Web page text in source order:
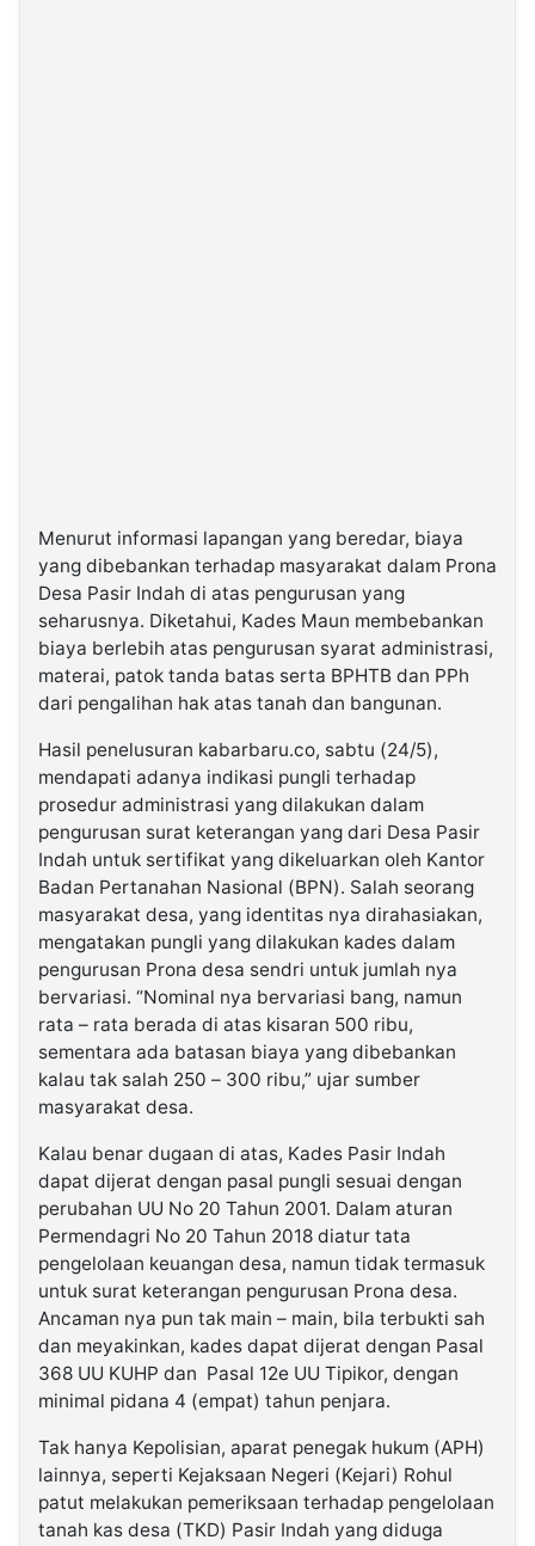
Menurut informasi lapangan yang beredar, biaya
yang dibebankan terhadap masyarakat dalam Prona
Desa Pasir Indah di atas pengurusan yang
seharusnya. Diketahui, Kades Maun membebankan
biaya berlebih atas pengurusan syarat administrasi,
materai, patok tanda batas serta BPHTB dan PPh
dari pengalihan hak atas tanah dan bangunan.
Hasil penelusuran kabarbaru.co, sabtu (24/5),
mendapati adanya indikasi pungli terhadap
prosedur administrasi yang dilakukan dalam
pengurusan surat keterangan yang dari Desa Pasir
Indah untuk sertifikat yang dikeluarkan oleh Kantor
Badan Pertanahan Nasional (BPN). Salah seorang
masyarakat desa, yang identitas nya dirahasiakan,
mengatakan pungli yang dilakukan kades dalam
pengurusan Prona desa sendri untuk jumlah nya
bervariasi. “Nominal nya bervariasi bang, namun
rata – rata berada di atas kisaran 500 ribu,
sementara ada batasan biaya yang dibebankan
kalau tak salah 250 – 300 ribu,” ujar sumber
masyarakat desa.
Kalau benar dugaan di atas, Kades Pasir Indah
dapat dijerat dengan pasal pungli sesuai dengan
perubahan UU No 20 Tahun 2001. Dalam aturan
Permendagri No 20 Tahun 2018 diatur tata
pengelolaan keuangan desa, namun tidak termasuk
untuk surat keterangan pengurusan Prona desa.
Ancaman nya pun tak main – main, bila terbukti sah
dan meyakinkan, kades dapat dijerat dengan Pasal
368 UU KUHP dan Pasal 12e UU Tipikor, dengan
minimal pidana 4 (empat) tahun penjara.
Tak hanya Kepolisian, aparat penegak hukum (APH)
lainnya, seperti Kejaksaan Negeri (Kejari) Rohul
patut melakukan pemeriksaan terhadap pengelolaan
tanah kas desa (TKD) Pasir Indah yang diduga